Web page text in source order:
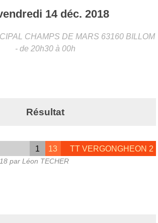
14 déc. 2018
CHAMPS DE MARS 63160 BILLOM
- de 20h30 à 00h
Résultat
1 13 TT VERGONGHEON 2
par Léon TECHER